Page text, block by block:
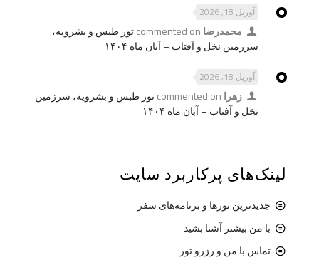
آوریل 18, 2026
محمدرضا
تور طبس و بشرویه،
سرزمین نخل و آفتاب – آبان ماه ۱۴۰۴
آوریل 18, 2026
زهرا
تور طبس و بشرویه، سرزمین
نخل و آفتاب – آبان ماه ۱۴۰۴
لینک‌های پرکاربرد سایت
جدیدترین تورها و برنامه‌های سفر
با من بیشتر آشنا بشید
تماس با من و رزرو تور